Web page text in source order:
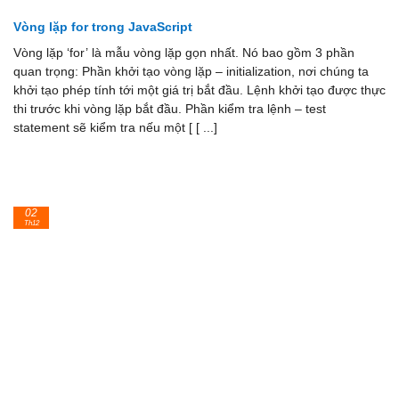
Vòng lặp for trong JavaScript
Vòng lặp ‘for’ là mẫu vòng lặp gọn nhất. Nó bao gồm 3 phần
quan trọng: Phần khởi tạo vòng lặp – initialization, nơi chúng ta
khởi tạo phép tính tới một giá trị bắt đầu. Lệnh khởi tạo được thực
thi trước khi vòng lặp bắt đầu. Phần kiểm tra lệnh – test
statement sẽ kiểm tra nếu một [ [ ...]
02
Th12